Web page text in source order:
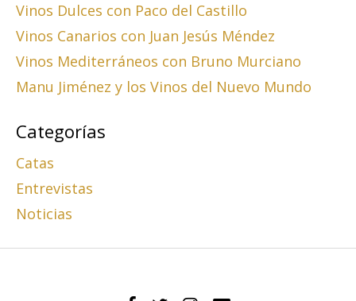
Vinos Dulces con Paco del Castillo
Vinos Canarios con Juan Jesús Méndez
Vinos Mediterráneos con Bruno Murciano
Manu Jiménez y los Vinos del Nuevo Mundo
Categorías
Catas
Entrevistas
Noticias